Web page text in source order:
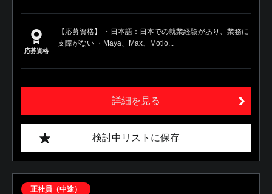
応募資格
【応募資格】 ・日本語：日本での就業経験があり、業務に
支障がない ・Maya、Max、Motio...
詳細を見る
検討中リストに保存
正社員（中途）